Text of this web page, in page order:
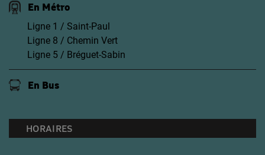
En Métro
Ligne 1 / Saint-Paul
Ligne 8 / Chemin Vert
Ligne 5 / Bréguet-Sabin
En Bus
HORAIRES